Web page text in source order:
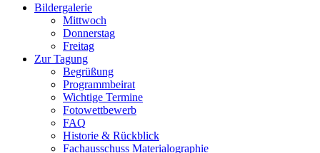
Bildergalerie
Mittwoch
Donnerstag
Freitag
Zur Tagung
Begrüßung
Programmbeirat
Wichtige Termine
Fotowettbewerb
FAQ
Historie & Rückblick
Fachausschuss Materialographie